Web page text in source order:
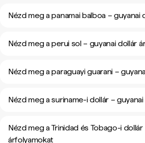
Nézd meg a panamai balboa – guyanai
Nézd meg a perui sol – guyanai dollár
Nézd meg a paraguayi guarani –
Nézd meg a suriname-i dollár –
Nézd meg a Trinidad és Tobago-i
árfolyamokat